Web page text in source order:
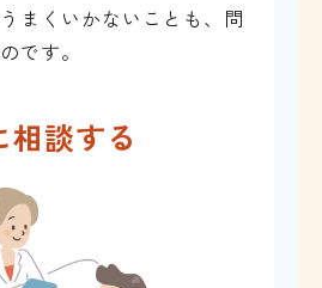
まくいかないことも、問
です。
談する